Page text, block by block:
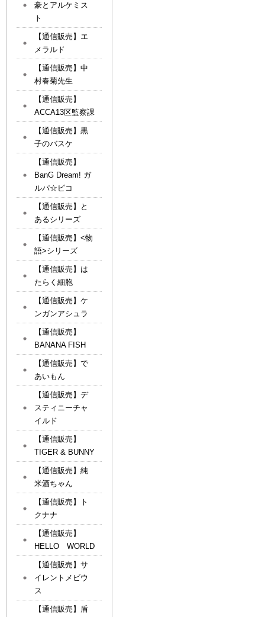
豪とアルケミス
ト
【通信販売】エ
メラルド
【通信販売】中
村春菊先生
【通信販売】
ACCA13区監察課
【通信販売】黒
子のバスケ
【通信販売】
BanG Dream! ガ
ルパ☆ピコ
【通信販売】と
あるシリーズ
【通信販売】<物
語>シリーズ
【通信販売】は
たらく細胞
【通信販売】ケ
ンガンアシュラ
【通信販売】
BANANA FISH
【通信販売】で
あいもん
【通信販売】デ
スティニーチャ
イルド
【通信販売】
TIGER & BUNNY
【通信販売】純
米酒ちゃん
【通信販売】ト
クナナ
【通信販売】
HELLO WORLD
【通信販売】サ
イレントメビウ
ス
【通信販売】盾